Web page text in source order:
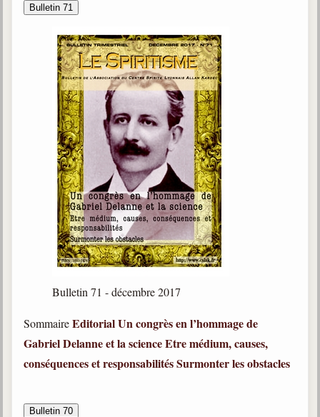
Bulletin 71
Bulletin 71 - décembre 2017
SommaireEditorialUn congrès en l’hommage de
Gabriel Delanne et la scienceEtre médium, causes,
conséquences et responsabilitésSurmonter les obstacles
Bulletin 70